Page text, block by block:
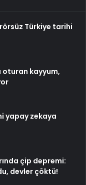
Türkiye tarihi
oturan kayyum,
yapay zekaya
çip depremi:
devler çöktü!